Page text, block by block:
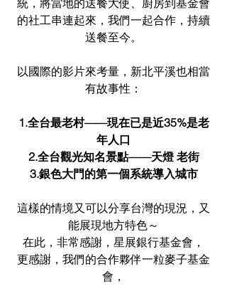
統，將當地的送餐大使、廚房到基金會
的社工串連起來，我們一起合作，持續
送餐至今。
以國際的影片來考量，新北平溪也相當
有故事性：
1.全台最老村——現在已是近35%是老
年人口
2.全台觀光知名景點——天燈 老街
3.銀色大門的第一個系統導入城市
這樣的情境又可以分享台灣的現況，又
能展現地方特色～
在此，非常感謝，星展銀行基金會，
更感謝，我們的合作夥伴一粒麥子基金
會，